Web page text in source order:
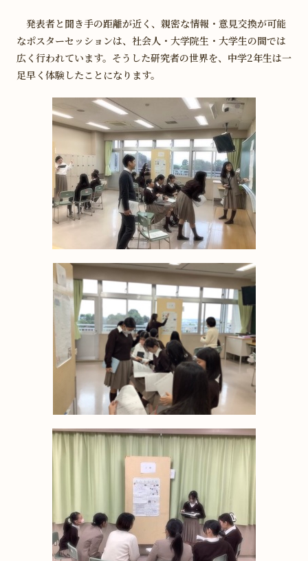
発表者と聞き手の距離が近く、親密な情報・意見交換が可能
なポスターセッションは、社会人・大学院生・大学生の間では
広く行われています。そうした研究者の世界を、中学2年生は一
足早く体験したことになります。